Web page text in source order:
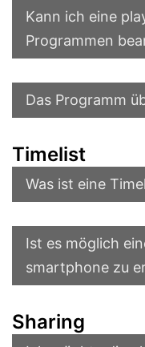
Kann ich eine
Programmen
Das Programm
Timelist
Was ist eine
Ist es möglich
smartphone zu
Sharing